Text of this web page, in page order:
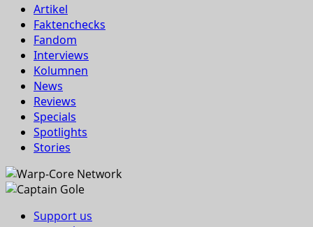
Artikel
Faktenchecks
Fandom
Interviews
Kolumnen
News
Reviews
Specials
Spotlights
Stories
Support us